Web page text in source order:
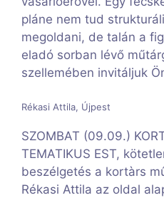
pláne nem tud
megoldani, de talán a
eladó sorban lévő
szellemében invitáljuk
Rékasi Attila, Újpest
SZOMBAT (09.09.)
TEMATIKUS EST,
beszélgetés a kortàrs
Rékasi Attila az oldal